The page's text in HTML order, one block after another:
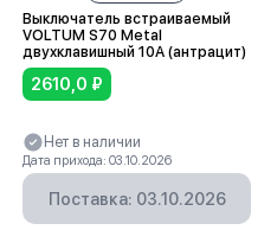
Выключатель встраиваемый
VOLTUM S70 Metal
двухклавишный 10А (антрацит)
2610,0 ₽
Нет в наличии
Дата прихода: 03.10.2026
Поставка: 03.10.2026